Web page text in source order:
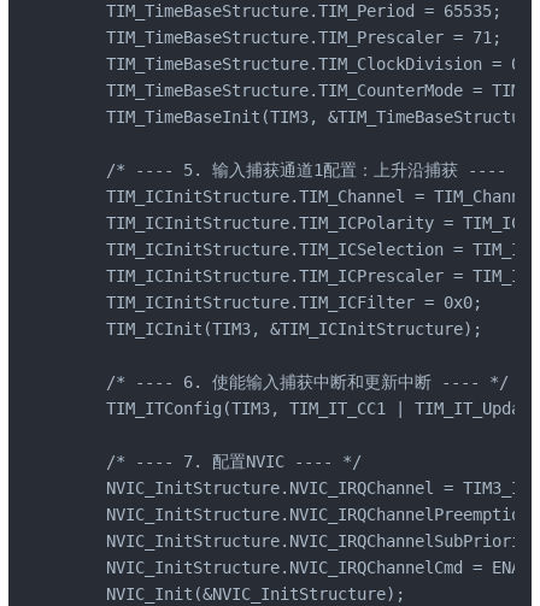
TIM_TimeBaseStructure.TIM_Period = 65535;
TIM_TimeBaseStructure.TIM_Prescaler = 71;
    TIM_TimeBaseStructure.TIM_ClockDivision = 0;
TIM_TimeBaseStructure.TIM_CounterMode =
TIM_TimeBaseInit(TIM3,
    /* ---- 5. 输入捕获通道1配置：上升沿捕获 ---- */
TIM_ICInitStructure.TIM_Channel =
TIM_ICInitStructure.TIM_ICPolarity =
TIM_ICInitStructure.TIM_ICSelection =
TIM_ICInitStructure.TIM_ICPrescaler =
TIM_ICInitStructure.TIM_ICFilter = 0x0;
    TIM_ICInit(TIM3, &TIM_ICInitStructure);
    /* ---- 6. 使能输入捕获中断和更新中断 ---- */
TIM_ITConfig(TIM3, TIM_IT_CC1 |
    /* ---- 7. 配置NVIC ---- */
NVIC_InitStructure.NVIC_IRQChannel =
NVIC_InitStructure.NVIC_IRQChannelCmd =
    NVIC_Init(&NVIC_InitStructure);